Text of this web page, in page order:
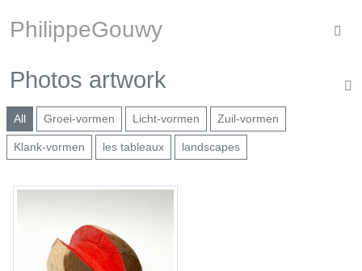
PhilippeGouwyHome
Pictures exhibitions
Photos artwork
Photos artwork
All Groei-vormen Licht-vormen Zuil-vormen
Klank-vormen les tableaux landscapes